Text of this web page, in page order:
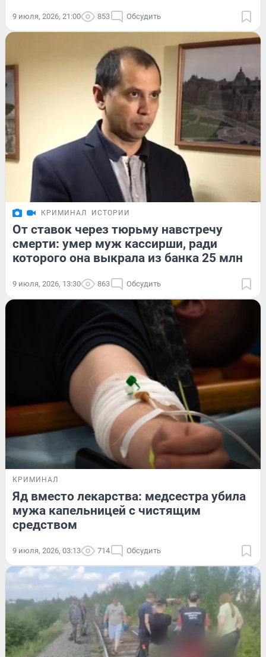
9 июля, 2026, 21:00 853 Обсудить
КРИМИНАЛ ИСТОРИИ
От ставок через тюрьму навстречу
смерти: умер муж кассирши, ради
которого она выкрала из банка 25 млн
9 июля, 2026, 13:30 863 Обсудить
КРИМИНАЛ
Яд вместо лекарства: медсестра убила
мужа капельницей с чистящим
средством
9 июля, 2026, 03:13 714 Обсудить